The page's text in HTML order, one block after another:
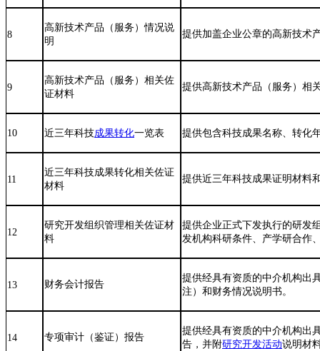
8
高新技术产品（服务）情况说
明
提供加盖企业公章的高新技术
9
高新技术产品（服务）相关佐
证材料
提供高新技术产品（服务）相
10 近三年科技成果转化一览表 提供包含科技成果名称、转化
11
近三年科技成果转化相关佐证
材料
提供近三年科技成果证明材料
12
研究开发组织管理相关佐证材
料
提供企业正式下发执行的研发
发机构科研条件、产学研合作
13 财务会计报告
提供经具有资质的中介机构出
注）和财务情况说明书。
14 专项审计（鉴证）报告
提供经具有资质的中介机构出
告，并附研究开发活动说明材